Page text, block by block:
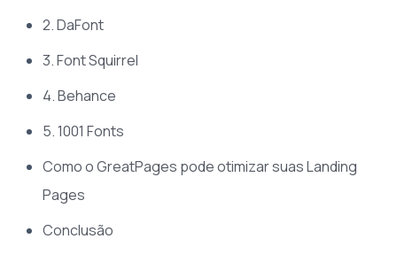
2. DaFont
3. Font Squirrel
4. Behance
5. 1001 Fonts
Como o GreatPages pode otimizar suas Landing
Pages
Conclusão